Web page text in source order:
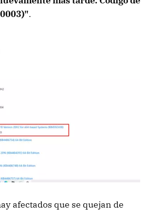
.
afectados que se quejan de